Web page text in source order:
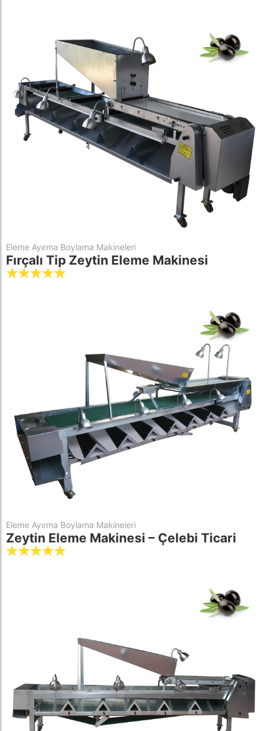
Eleme Ayırma Boylama Makineleri
Fırçalı Tip Zeytin Eleme Makinesi
☆☆☆☆☆
Eleme Ayırma Boylama Makineleri
Zeytin Eleme Makinesi – Çelebi Ticari
☆☆☆☆☆